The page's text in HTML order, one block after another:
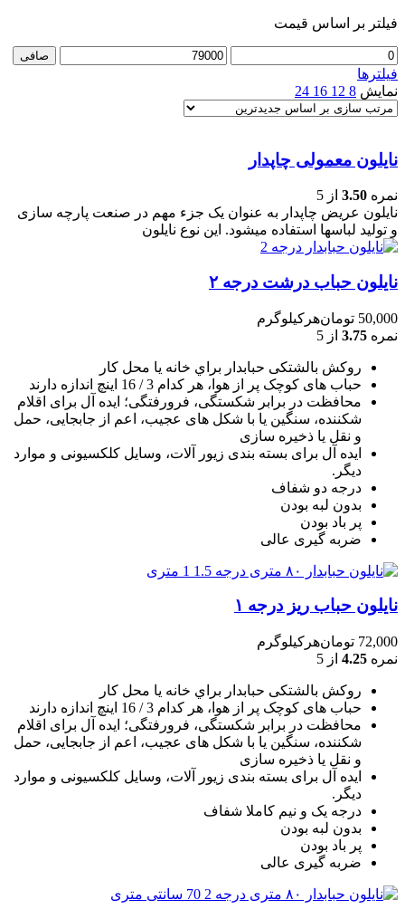
فیلتر بر اساس قیمت
حداقل
قیمت
حداكثر
صافی
فیلترها
نمایش 8
12
16
24
نایلون معمولی چاپدار
نمره 3.50 از 5
نایلون عریض چاپدار به عنوان یک جزء مهم در صنعت پارچه سازی
و تولید لباسها استفاده میشود. این نوع نایلون
نایلون حباب درشت درجه ۲
50,000 تومانهرکیلوگرم
نمره 3.75 از 5
روکش بالشتکی حبابدار براي خانه يا محل کار
حباب های کوچک پر از هوا، هر کدام 3 / 16 اينچ اندازه دارند
محافظت در برابر شکستگی، فرورفتگی؛ ايده آل برای اقلام
شکننده، سنگين يا با شکل های عجيب، اعم از جابجايی، حمل
و نقل يا ذخيره سازی
ایده آل برای بسته بندی زیور آلات، وسایل کلکسیونی و موارد
دیگر.
درجه دو شفاف
بدون لبه بودن
پر باد بودن
ضربه گیری عالی
نایلون حباب ریز درجه ۱
72,000 تومانهرکیلوگرم
نمره 4.25 از 5
روکش بالشتکی حبابدار براي خانه يا محل کار
حباب های کوچک پر از هوا، هر کدام 3 / 16 اينچ اندازه دارند
محافظت در برابر شکستگی، فرورفتگی؛ ايده آل برای اقلام
شکننده، سنگين يا با شکل های عجيب، اعم از جابجايی، حمل
و نقل يا ذخيره سازی
ایده آل برای بسته بندی زیور آلات، وسایل کلکسیونی و موارد
دیگر.
درجه یک و نیم کاملا شفاف
بدون لبه بودن
پر باد بودن
ضربه گیری عالی